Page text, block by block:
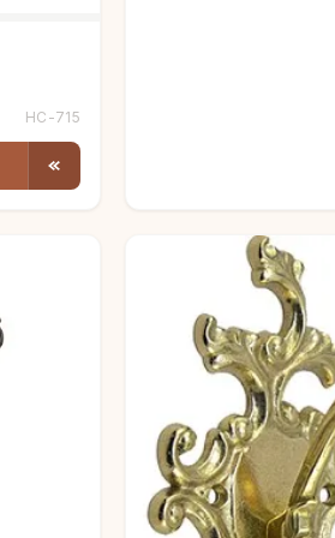
НС-715